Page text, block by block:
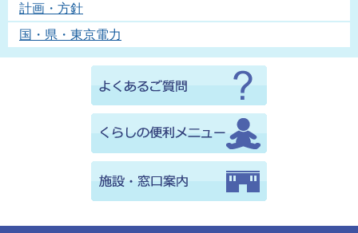
計画・方針
国・県・東京電力